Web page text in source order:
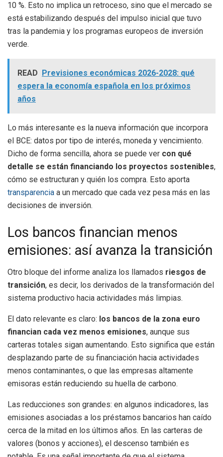
10 %. Esto no implica un retroceso, sino que el mercado se
está estabilizando después del impulso inicial que tuvo
tras la pandemia y los programas europeos de inversión
verde.
READ
Previsiones económicas 2026-2028: qué
espera la economía española en los próximos
años
Lo más interesante es la nueva información que incorpora
el BCE: datos por tipo de interés, moneda y vencimiento.
Dicho de forma sencilla, ahora se puede ver con qué
detalle se están financiando los proyectos sostenibles,
cómo se estructuran y quién los compra. Esto aporta
transparencia a un mercado que cada vez pesa más en las
decisiones de inversión.
Los bancos financian menos
emisiones: así avanza la transición
Otro bloque del informe analiza los llamados riesgos de
transición, es decir, los derivados de la transformación del
sistema productivo hacia actividades más limpias.
El dato relevante es claro: los bancos de la zona euro
financian cada vez menos emisiones, aunque sus
carteras totales sigan aumentando. Esto significa que están
desplazando parte de su financiación hacia actividades
menos contaminantes, o que las empresas altamente
emisoras están reduciendo su huella de carbono.
Las reducciones son grandes: en algunos indicadores, las
emisiones asociadas a los préstamos bancarios han caído
cerca de la mitad en los últimos años. En las carteras de
valores (bonos y acciones), el descenso también es